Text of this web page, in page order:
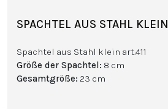
SPACHTEL AUS STAHL KLEIN
Spachtel aus Stahl klein art.411
Größe der Spachtel: 8 cm
Gesamtgröße: 23 cm